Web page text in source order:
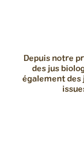
Depuis notre
des jus
également des